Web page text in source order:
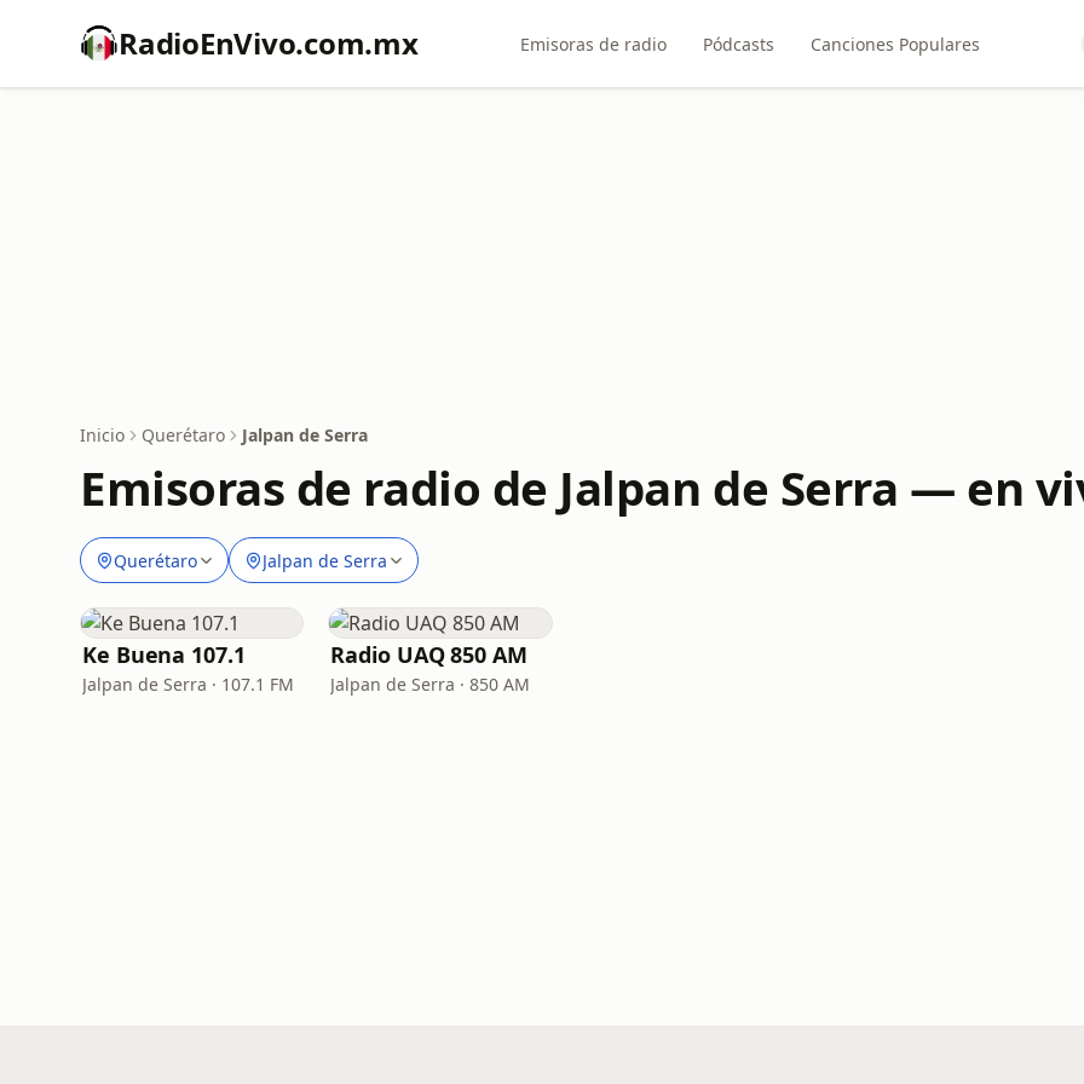
RadioEnVivo.com.mx Emisoras de radio Pódcasts Canciones Populares
Inicio Querétaro Jalpan de Serra
Emisoras de radio de Jalpan de Serra — en
Querétaro Jalpan de Serra
Ke Buena 107.1
Jalpan de Serra · 107.1 FM
Radio UAQ 850 AM
Jalpan de Serra · 850 AM